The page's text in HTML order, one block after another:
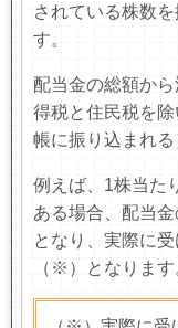
されている株数
す。
配当金の総額か
得税と住民税を
帳に振り込まれる
例えば、 1株当た
ある場合、配当
となり、実際に
（※）
となります